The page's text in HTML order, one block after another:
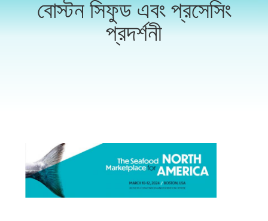
নিয়ন্ত্রণ
মামলা
বোস্টন সিফুড এবং প্রসেসিং
প্রদর্শনী